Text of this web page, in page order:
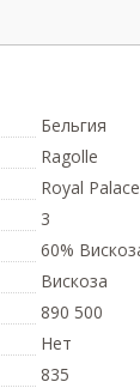
Бельгия
Ragolle
Royal Palace
3
60%
Вискоза
890 500
Нет
835